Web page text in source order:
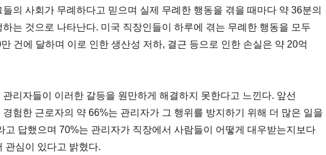
의 사회가 무례하다고 믿으며 실제 무례한 행동을 겪을 때마다 약 36분의
는 것으로 나타난다. 미국 직장인들이 하루에 겪는 무례한 행동을 모두
건에 달하며 이로 인한 생산성 저하, 결근 등으로 인한 손실은 약 20억
관리자들이 이러한 갈등을 원만하게 해결하지 못한다고 느낀다. 앞선
험한 근로자의 약 66%는 관리자가 그 행위를 방지하기 위해 더 많은 일을
고 답했으며 70%는 관리자가 직장에서 사람들이 어떻게 대우받는지보다
관심이 있다고 밝혔다.